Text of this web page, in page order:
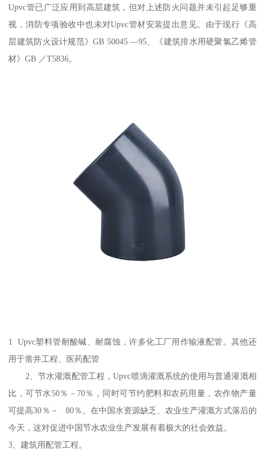
Upvc管已广泛应用到高层建筑，但对上述防火问题并未引起足够重
视，消防专项验收中也未对Upvc管材安装提出意见。由于现行《高
层建筑防火设计规范》GB 50045 —95、《建筑排水用硬聚氯乙烯管
材》GB ／T5836。
1 Upvc塑料管耐酸碱、耐腐蚀，许多化工厂用作输液配管。其他还
用于凿井工程、医药配管
2、节水灌溉配管工程，Upvc喷滴灌溉系统的使用与普通灌溉相
比，可节水50％－70％，同时可节约肥料和农药用量，农作物产量
可提高30％－ 80％。在中国水资源缺乏、农业生产灌溉方式落后的
今天，这对促进中国节水农业生产发展有着极大的社会效益。
3、建筑用配管工程。